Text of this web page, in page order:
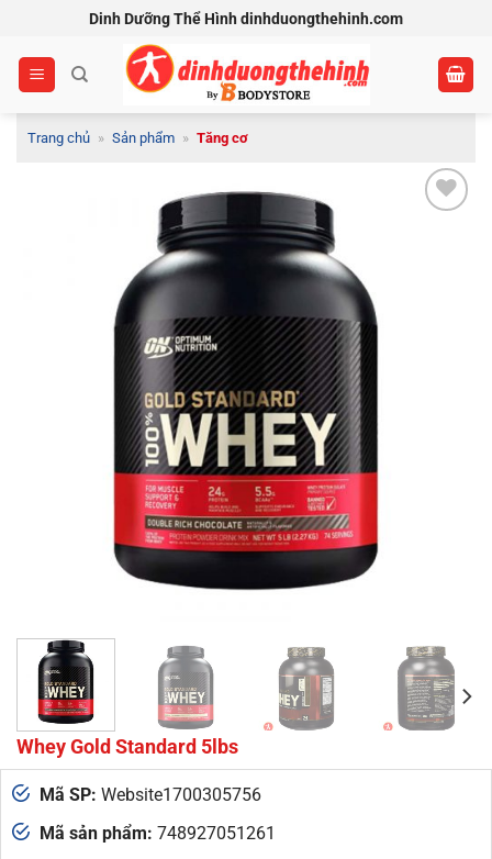
nội
dung
Dinh Dưỡng Thể Hình dinhduongthehinh.com
Trang chủ » Sản phẩm » Tăng cơ
Whey Gold Standard 5lbs
Mã SP: Website1700305756
Mã sản phẩm: 748927051261